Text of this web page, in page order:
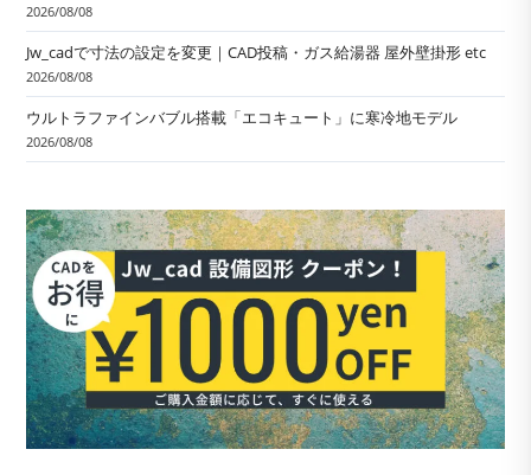
2026/08/08
Jw_cadで寸法の設定を変更｜CAD投稿・ガス給湯器 屋外壁掛形 etc
2026/08/08
ウルトラファインバブル搭載「エコキュート」に寒冷地モデル
2026/08/08